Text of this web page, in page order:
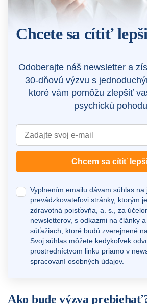
Chcete sa cítiť
Odoberajte náš newsletter a
30-dňovú výzvu s
ktoré vám pomôžu zlepšiť
psychickú
Chcem sa cítiť
Vyplnením emailu dávam súhlas
prevádzkovateľovi stránky, ktorým
zdravotná poisťovňa, a. s., za
newsletterov, s odkazmi na články
súťažiach, ktoré budú zverejnené
Svoj súhlas môžete kedykoľvek
prostredníctvom linku priamo v
spracovaní osobných údajov.
Ako bude výzva